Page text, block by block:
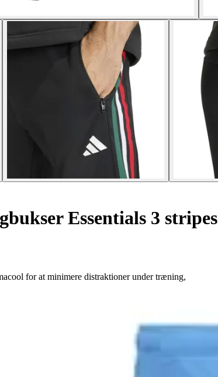
Essentials 3 stripes
for at minimere distraktioner under træning,